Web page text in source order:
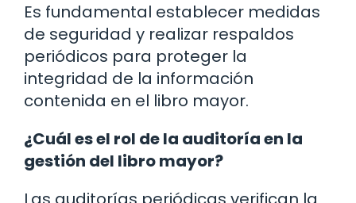
Es fundamental establecer medidas
de seguridad y realizar respaldos
periódicos para proteger la
integridad de la información
contenida en el libro mayor.
¿Cuál es el rol de la auditoría en la
gestión del libro mayor?